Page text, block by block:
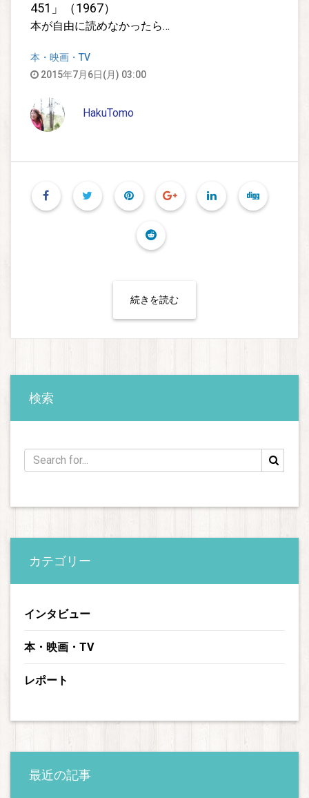
451」（1967）
本が自由に読めなかったら…
本・映画・TV
2015年7月6日(月) 03:00
HakuTomo
続きを読む
検索
カテゴリー
インタビュー
本・映画・TV
レポート
最近の記事